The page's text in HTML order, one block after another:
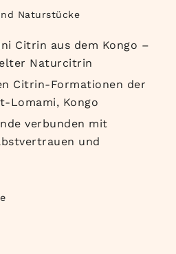
Naturstücke
Citrin aus dem Kongo –
Naturcitrin
Citrin-Formationen der
Lomami, Kongo
verbunden mit
und